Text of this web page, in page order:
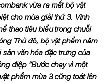
vừa ra mắt bộ vật
cho mùa giải thứ 3. Vinh
thao tiêu biểu trong chuỗi
Thủ đô, bộ vật phẩm năm
văn hóa đặc trưng của
điệp “Bước chạy vì một
phẩm mùa 3 cũng toát lên